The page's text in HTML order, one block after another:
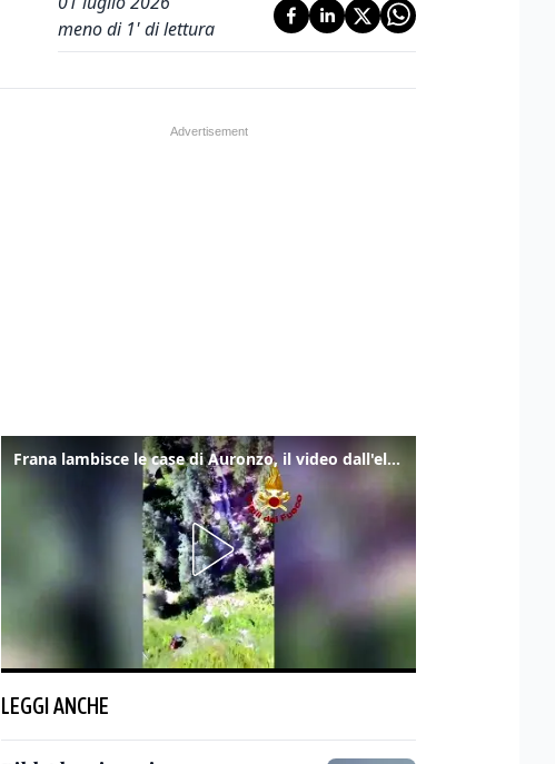
meno di 1' di lettura
Frana lambisce le case di Auronzo, il video dall'elicottero dei vigili del fuoco
LEGGI ANCHE